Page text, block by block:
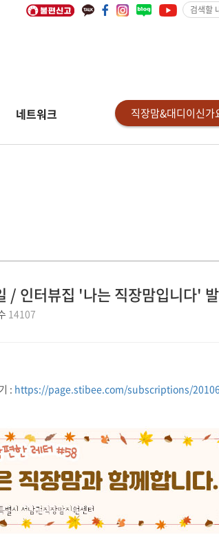
검
색
요
네트워크 직장맘&대디이신가
인터뷰집 '나는 직장맘입니다'
14107
: https://page.stibee.com/subscriptions/20106